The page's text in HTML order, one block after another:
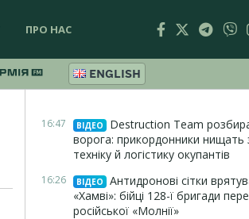
ПРО НАС
ENGLISH
16:47 ВІДЕО
Destruction Team
ворога: прикордонники нищать
техніку й логістику окупантів
16:26 ВІДЕО
Антидронові сітки
«Хамві»: бійці 128-ї бригади
російської «Молнії»